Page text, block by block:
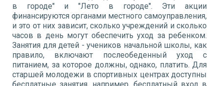
в городе" и "Лето в городе". Эти акции
финансируются органами местного самоуправления,
и это от них зависит, сколько учреждений и сколько
часов в день могут обеспечить уход за ребенком.
Занятия для детей - учеников начальной школы, как
правило, включают послеобеденный уход с
питанием, за которое должны, однако, платить. Для
старшей молодежи в спортивных центрах доступны